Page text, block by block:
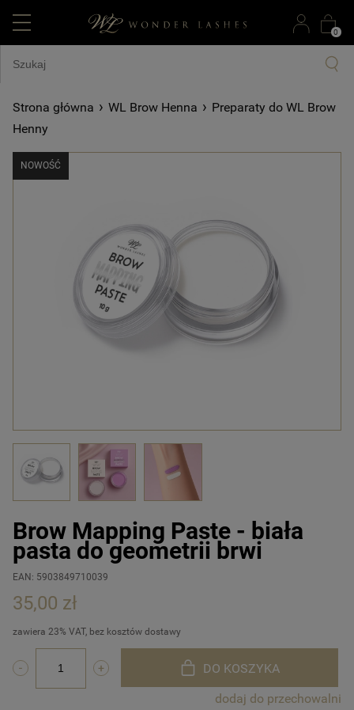
0
Strona główna › WL Brow Henna › Preparaty do WL Brow
Henny
NOWOŚĆ
Brow Mapping Paste - biała
pasta do geometrii brwi
EAN: 5903849710039
35,00 zł
zawiera 23% VAT, bez kosztów dostawy
DO KOSZYKA
dodaj do przechowalni